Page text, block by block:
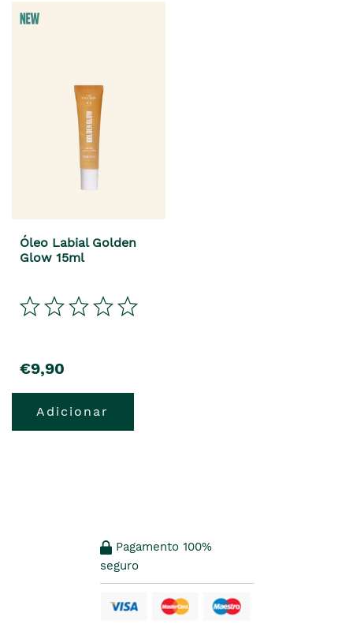
Óleo Labial Golden
Glow 15ml
€9,90
Adicionar
Pagamento 100%
seguro